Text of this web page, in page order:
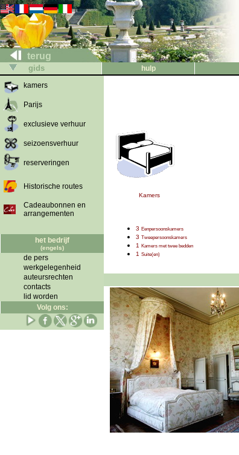
terug
gids hulp
kamers
Parijs
exclusieve verhuur
seizoensverhuur
reserveringen
Historische routes
Cadeaubonnen en
arrangementen
het bedrijf
(engels)
de pers
werkgelegenheid
auteursrechten
contacts
lid worden
Volg ons:
Kamers
3 Eenpersoonskamers
3 Tweepersoonskamers
1 Kamers met twee bedden
1 Suite(en)